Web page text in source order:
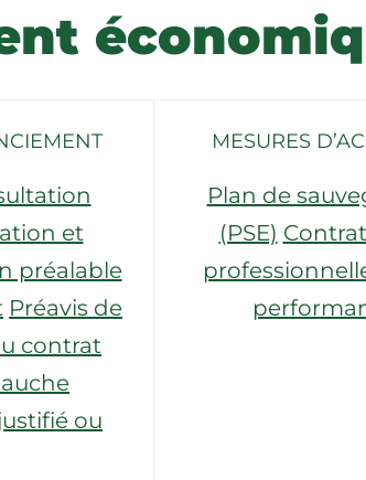
et
préalable
Préavis de
contrat
ou
MESURES
Plan de
(PSE)